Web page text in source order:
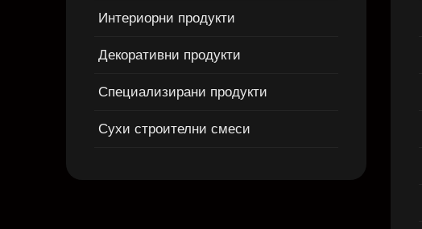
Интериорни продукти
Декоративни продукти
Специализирани продукти
Сухи строителни смеси